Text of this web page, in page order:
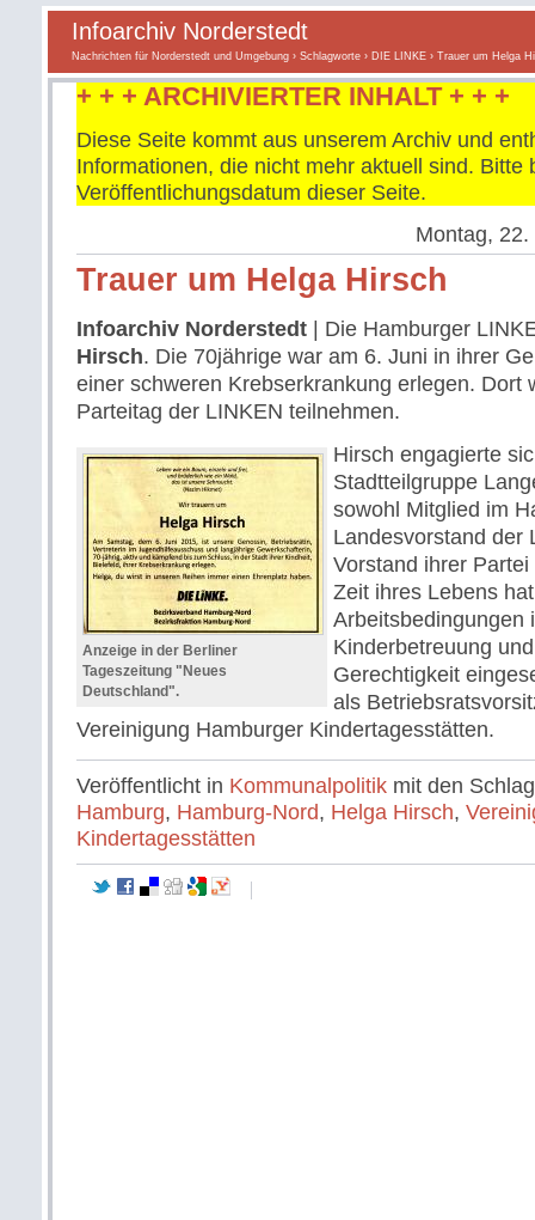
Infoarchiv Norderstedt
Nachrichten für Norderstedt und Umgebung › Schlagworte › DIE LINKE › Trauer um Helga
+ + + ARCHIVIERTER INHALT + + +
Diese Seite kommt aus unserem Archiv und
Informationen, die nicht mehr aktuell sind. Bitte
Veröffentlichungsdatum dieser Seite.
Montag,
Trauer um Helga Hirsch
Infoarchiv Norderstedt | Die Hamburger
Hirsch. Die 70jährige war am 6. Juni in ihrer
einer schweren Krebserkrankung erlegen. Dort
Parteitag der LINKEN teilnehmen.
Anzeige in der Berliner
Tageszeitung "Neues
Deutschland".
Hirsch engagierte
Stadtteilgruppe
sowohl Mitglied im
Landesvorstand der
Vorstand ihrer
Zeit ihres Lebens
Arbeitsbedingungen
Kinderbetreuung
Gerechtigkeit
als
Vereinigung Hamburger Kindertagesstätten.
Veröffentlicht in Kommunalpolitik mit den
Hamburg, Hamburg-Nord, Helga Hirsch,
Kindertagesstätten